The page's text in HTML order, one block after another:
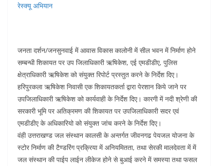
रेस्क्यू अभियान
जनता दर्शन/जनसुनवाई में आवास विकास कालोनी में सील भवन में निर्माण होने
सम्बन्धी शिकायत पर उप जिलाधिकारी ऋषिकेश, एई एमडीडीए, पुलिस
क्षेत्राधिकारी ऋषिकेश को संयुक्त रिपोर्ट प्रस्तुत करने के निर्देश दिए।
हरिपुरकला ऋषिकेश निवासी एक शिकायतकर्ता द्वारा पेरशान किये जाने पर
उपजिलाधिकारी ऋषिकेश को कार्यवाही के निर्देश दिए। कारगी में नदी श्रेणी की
सरकारी भूमि पर अतिक्रमण की शिकायत पर उपजिलाधिकारी सदर एवं
एमडीडीए के अधिकारियो को संयुक्त जांच करने के निर्देश दिए।
वंही उत्तराखण्ड जल संस्थान कालसी के अन्तर्गत जीवनगढ पेयजल योजना के
स्टोर निर्माण की टैण्डरिंग प्रक्रिया में अनियमितता, तथा सेरकी मालदेवता में में
जल संस्थान की पाईप लाईन लीकेज होने से बुआई करने में समस्या तथा फसल